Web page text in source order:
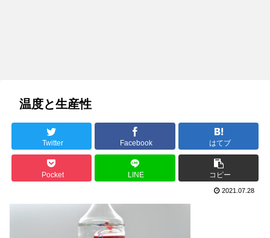
温度と生産性
Twitter Facebook はてブ
Pocket LINE コピー
2021.07.28